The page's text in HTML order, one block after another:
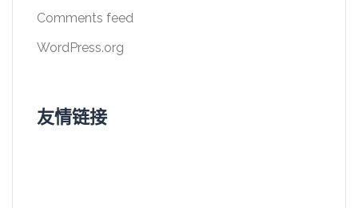
Comments feed
WordPress.org
友情链接